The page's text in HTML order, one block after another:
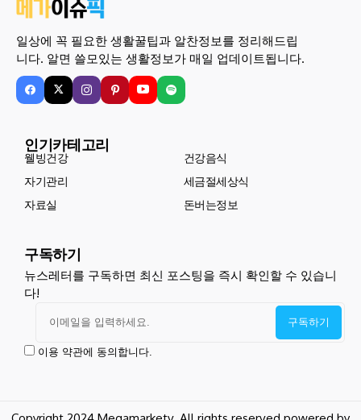
일상에 꼭 필요한 생활꿀팁과 알찬정보를 정리해드립
니다. 알면 쓸모있는 생활정보가 매일 업데이트됩니다.
인기카테고리
웰빙건강
건강음식
자기관리
세금절세상식
자료실
돈버는정보
구독하기
뉴스레터를 구독하면 최신 포스팅을 즉시 확인할 수 있습니
다!
이용 약관에 동의합니다.